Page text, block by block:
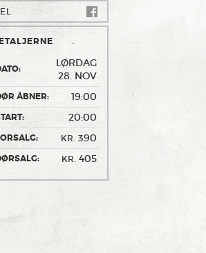
LØRDAG
28. NOV
ÅBNER: 19:00
20:00
KR. 390
KR. 405